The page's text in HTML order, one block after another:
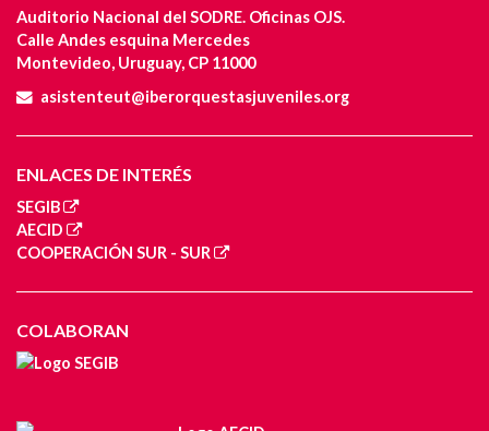
Auditorio Nacional del SODRE. Oficinas OJS.
Calle Andes esquina Mercedes
Montevideo, Uruguay, CP 11000
asistenteut@iberorquestasjuveniles.org
ENLACES DE INTERÉS
SEGIB
AECID
COOPERACIÓN SUR - SUR
COLABORAN